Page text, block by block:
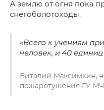
А землю от огня пока
снегоболотоходы.
«Всего к учениям
человек, и 40 единиц
Виталий Максимкин,
пожаротушения ГУ